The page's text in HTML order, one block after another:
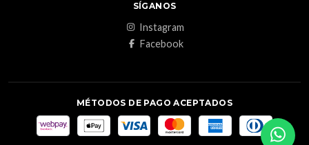
SÍGANOS
Instagram
Facebook
MÉTODOS DE PAGO ACEPTADOS